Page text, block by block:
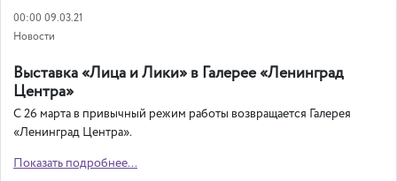
00:00 09.03.21
Новости
Выставка «Лица и Лики» в Галерее «Ленинград
Центра»
С 26 марта в привычный режим работы возвращается Галерея
«Ленинград Центра».
Показать подробнее...